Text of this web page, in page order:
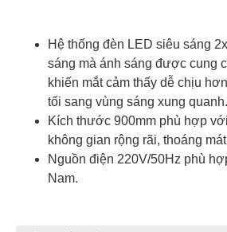
Hệ thống đèn LED siêu sáng
sáng mà ánh sáng được cung
khiến mắt cảm thấy dễ chịu
tối sang vùng sáng xung quanh.
Kích thước 900mm phù hợp
không gian rộng rãi, thoáng
Nguồn điện 220V/50Hz phù
Nam.